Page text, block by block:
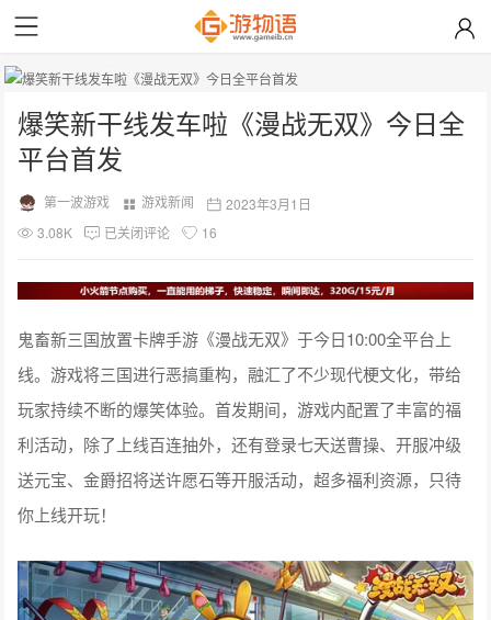
爆笑新干线发车啦《漫战无双》今日全
平台首发
第一波游戏 游戏新闻
2023年3月1日
3.08K
已关闭评论 16
鬼畜新三国放置卡牌手游《漫战无双》于今日10:00全平台上
线。游戏将三国进行恶搞重构，融汇了不少现代梗文化，带给
玩家持续不断的爆笑体验。首发期间，游戏内配置了丰富的福
利活动，除了上线百连抽外，还有登录七天送曹操、开服冲级
送元宝、金爵招将送许愿石等开服活动，超多福利资源，只待
你上线开玩！